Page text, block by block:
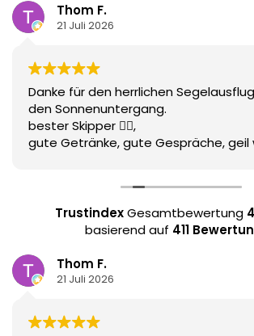
Thom F.
21 Juli 2026
Danke für den herrlichen
den Sonnenuntergang.
bester Skipper 👌🏻,
gute Getränke, gute Gespräche, geil
TrustindexGesamtbewertung
basierend auf 411
Thom F.
21 Juli 2026